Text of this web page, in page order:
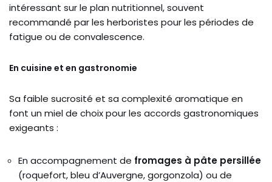
intéressant sur le plan nutritionnel, souvent
recommandé par les herboristes pour les périodes de
fatigue ou de convalescence.
En cuisine et en gastronomie
Sa faible sucrosité et sa complexité aromatique en
font un miel de choix pour les accords gastronomiques
exigeants :
En accompagnement de fromages à pâte persillée
(roquefort, bleu d’Auvergne, gorgonzola) ou de